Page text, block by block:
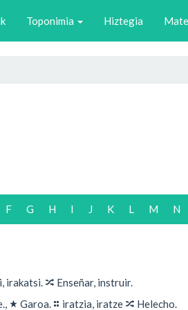
Toponimia Hiztegia
F G H I J K L M N
irakatsi. 🔀 Enseñar, instruir.
★ Garoa. ⚏ iratzia, iratze 🔀 Helecho.